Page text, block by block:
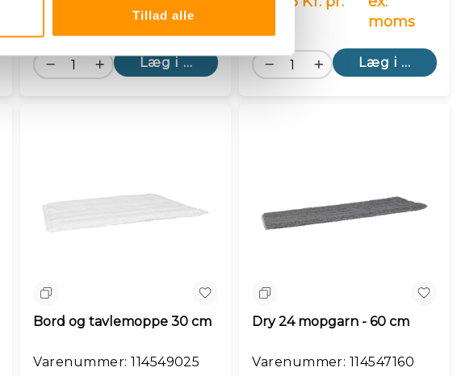
Tillad alle
92,41 Kr. pr. stk.ex. moms
Læg i kurv
moms
Læg i kurv
Sammenlign
Bord og tavlemoppe 30 cm
Varenummer: 114549025
Sammenlign
Dry 24 mopgarn - 60 cm
Varenummer: 114547160